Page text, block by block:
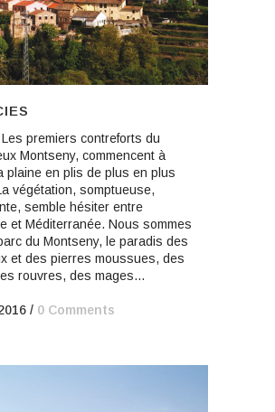
premiers contreforts du
Montseny, commencent à
plaine en plis de plus en plus
végétation, somptueuse,
semble hésiter entre
et Méditerranée. Nous sommes
du Montseny, le paradis des
et des pierres moussues, des
rouvres, des mages...
/ 0 Comments